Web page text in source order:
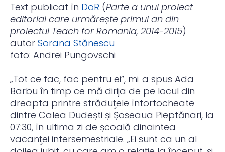
Text publicat în DoR (Parte a unui proiect
editorial care urmărește primul an din
proiectul Teach for Romania, 2014-2015)
autor Sorana Stănescu
foto: Andrei Pungovschi
„Tot ce fac, fac pentru ei”, mi‑a spus Ada
Barbu în timp ce mă dirija de pe locul din
dreapta printre străduţele întortocheate
dintre Calea Dudești și Șoseaua Pieptănari, la
07:30, în ultima zi de școală dinaintea
vacanţei intersemestriale. „Ei sunt ca un al